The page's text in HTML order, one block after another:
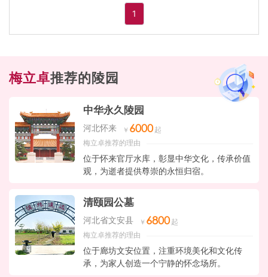
1
梅立卓推荐的陵园
中华永久陵园
河北怀来 6000
梅立卓推荐的理由
位于怀来官厅水库，彰显中华文化，传承价值
观，为逝者提供尊崇的永恒归宿。
清颐园公墓
河北省文安县 6800
梅立卓推荐的理由
位于廊坊文安位置，注重环境美化和文化传
承，为家人创造一个宁静的怀念场所。